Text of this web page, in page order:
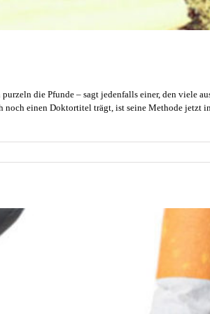
die Pfunde – sagt jedenfalls einer, den viele
noch einen Doktortitel trägt, ist seine Methode jetzt